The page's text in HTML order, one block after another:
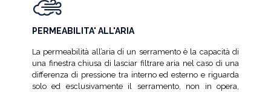
PERMEABILITA' ALL'ARIA
La permeabilità all’aria di un serramento è la capacità di
una finestra chiusa di lasciar filtrare aria nel caso di una
differenza di pressione tra interno ed esterno e riguarda
solo ed esclusivamente il serramento, non in opera,